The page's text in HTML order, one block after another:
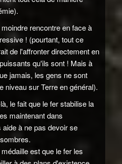
rencontre en face à
! (pourtant, tout ce
de l'affronter directement en
qu'ils sont ! Mais à
jamais, les gens ne sont
niveau sur Terre en général).
le fait que le fer stabilise la
maintenant dans
à ne pas devoir se
est que le fer les